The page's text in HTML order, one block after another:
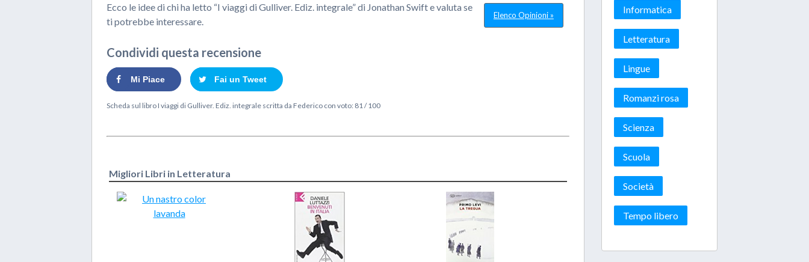
Elenco Opinioni »
Ecco le idee di chi ha letto “I viaggi di Gulliver. Ediz. integrale” di Jonathan Swift e valuta se
ti potrebbe interessare.
Condividi questa recensione
Mi Piace Fai un Tweet
Scheda sul libro I viaggi di Gulliver. Ediz. integrale scritta da Federico con voto: 81 /100
Migliori Libri in Letteratura
Informatica
Letteratura
Lingue
Romanzi rosa
Scienza
Scuola
Società
Tempo libero